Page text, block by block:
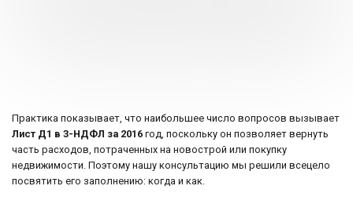
Практика показывает, что наибольшее число вопросов вызывает
Лист Д1 в 3-НДФЛ за 2016 год, поскольку он позволяет вернуть
часть расходов, потраченных на новострой или покупку
недвижимости. Поэтому нашу консультацию мы решили всецело
посвятить его заполнению: когда и как.